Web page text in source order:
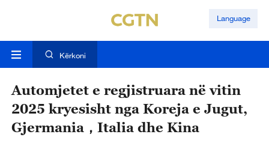
Language
Kërkoni
Automjetet e regjistruara në vitin
2025 kryesisht nga Koreja e Jugut,
Gjermania，Italia dhe Kina